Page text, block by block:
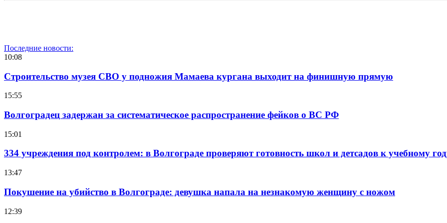
Последние новости:
10:08
Строительство музея СВО у подножия Мамаева кургана выходит на финишную прямую
15:55
Волгоградец задержан за систематическое распространение фейков о ВС РФ
15:01
334 учреждения под контролем: в Волгограде проверяют готовность школ и детсадов к учебному
13:47
Покушение на убийство в Волгограде: девушка напала на незнакомую женщину с ножом
12:39